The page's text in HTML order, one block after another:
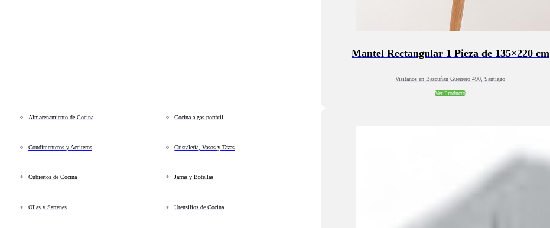
Mantel Rectangular 1 Pieza de 135×220 cm
Visitanos en Bascuñan Guerrero 490, Santiago
Ver Producto
Almacenamiento de Cocina Cocina a gas portátil
Condimenteros y Aceiteros Cristalería, Vasos y Tazas
Cubiertos de Cocina Jarras y Botellas
Ollas y Sartenes Utensilios de Cocina